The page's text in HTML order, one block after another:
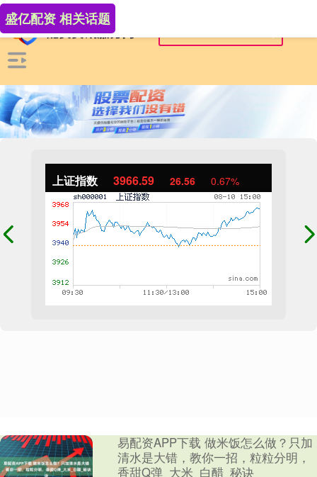
上证指数 3966.59 26.56 0.67%
盛亿配资 相关话题
易配资APP下载 做米饭怎么做？只加
清水是大错，教你一招，粒粒分明，
香甜Q弹_大米_白醋_秘诀